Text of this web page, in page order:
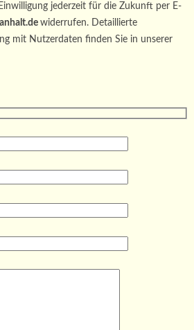
jederzeit für die Zukunft per E-
widerrufen. Detaillierte
mit Nutzerdaten finden Sie in unserer